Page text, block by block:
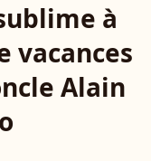
à
vacances
Alain